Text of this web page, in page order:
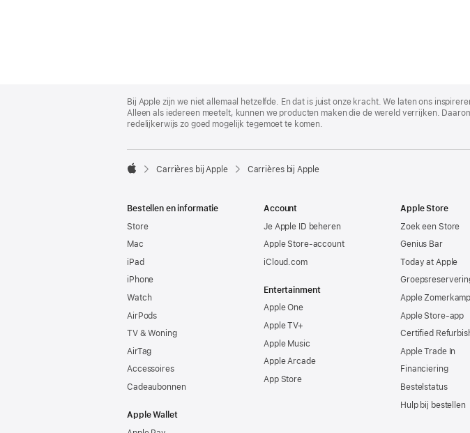
Footer
Bij Apple zijn we niet allemaal hetzelfde. En dat is juist onze kracht. We laten ons
Alleen als iedereen meetelt, kunnen we producten maken die de wereld verrijken.
redelijkerwijs zo goed mogelijk tegemoet te komen.

Carrières bij Apple Carrières bij Apple
Bestellen en informatie
Store
Mac
iPad
iPhone
Watch
AirPods
TV & Woning
AirTag
Accessoires
Cadeaubonnen
Apple Wallet
Account
Je Apple ID beheren
Apple Store-account
iCloud.com
Entertainment
Apple One
Apple TV+
Apple Music
Apple Arcade
App Store
Apple Store
Zoek een Store
Genius Bar
Today at Apple
Apple Zomerkamp
Apple Store-app
Certified
Apple Trade In
Financiering
Bestelstatus
Hulp bij bestellen